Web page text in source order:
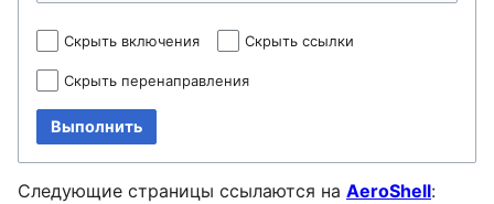
Скрыть включения Скрыть ссылки
Скрыть перенаправления
Выполнить
Следующие страницы ссылаются на AeroShell: